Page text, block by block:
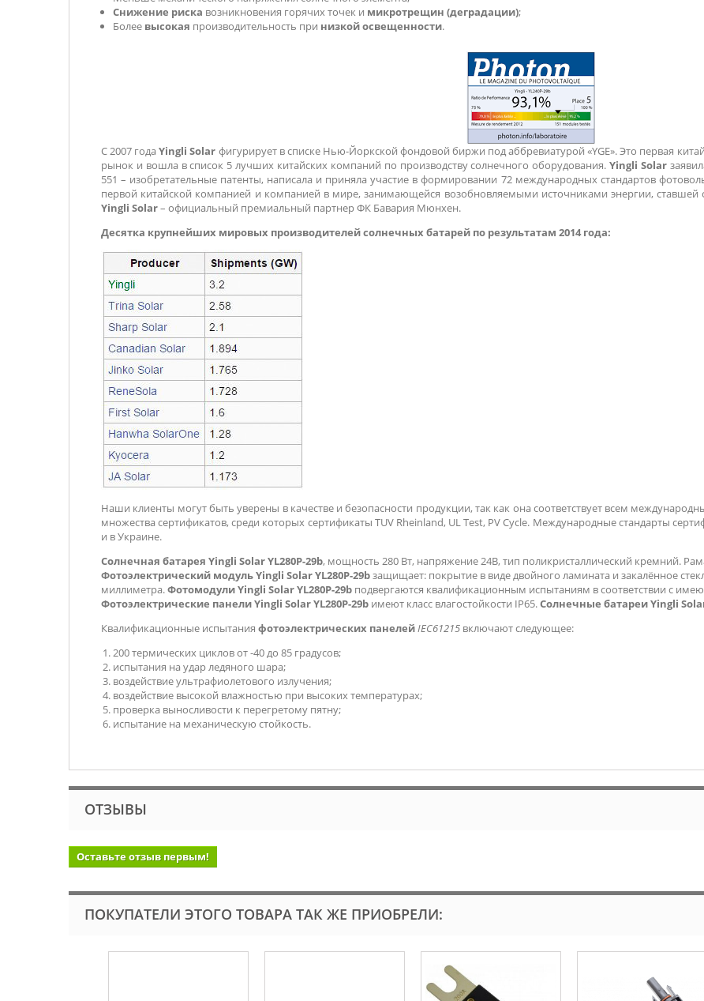
Снижение риска возникновения горячих точек и микротрещин (деградации);
Более высокая производительность при низкой освещенности.
С 2007 годаYingli Solar фигурирует в списке Нью-Йоркской фондовой биржи под аббревиатурой «YGE». Это первая
рынок и вошла в список 5 лучших китайских компаний по производству солнечного оборудования.Yingli Solar
551 – изобретательные патенты, написала и приняла участие в формировании 72 международных стандартов
первой китайской компанией и компанией в мире, занимающейся возобновляемыми источниками энергии, ставшей
Yingli Solar– официальный премиальный партнер ФК Бавария Мюнхен.
Десятка крупнейших мировых производителей солнечных батарей по результатам 2014 года:
Наши клиенты могут быть уверены в качестве и безопасности продукции, так как она соответствует всем
множества сертификатов, среди которых сертификаты TUV Rheinland, UL Test, PV Cycle. Международные стандарты
и в Украине.
Солнечная батарея Yingli Solar YL280P-29b, мощность 280 Вт, напряжение 24В, тип поликристаллический кремний.
Фотоэлектрический модульYingli Solar YL280P-29bзащищает: покрытие в виде двойного ламината и закалённое
миллиметра.ФотомодулиYingli Solar YL280P-29b подвергаются квалификационным испытаниям в соответствии с
Фотоэлектрические панели Yingli Solar YL280P-29b имеют класс влагостойкости IP65.Солнечные батареи Yingli Solar
Квалификационные испытания фотоэлектрических панелейIEC61215 включают следующее:
200 термических циклов от -40 до 85 градусов;
испытания на удар ледяного шара;
воздействие ультрафиолетового излучения;
воздействие высокой влажностью при высоких температурах;
проверка выносливости к перегретому пятну;
испытание на механическую стойкость.
ОТЗЫВЫ
Оставьте отзыв первым!
ПОКУПАТЕЛИ ЭТОГО ТОВАРА ТАК ЖЕ ПРИОБРЕЛИ: